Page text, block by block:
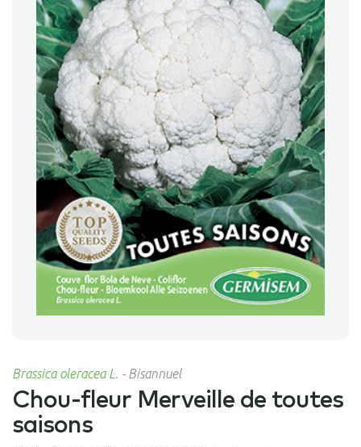
Brassica oleracea L. - Bisannuel
Chou-fleur Merveille de toutes
saisons